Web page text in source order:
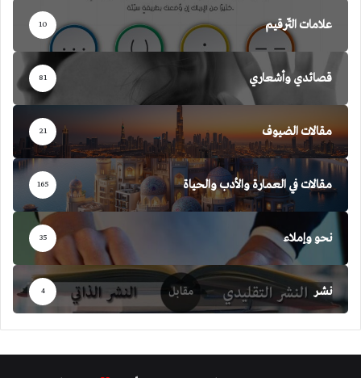
علامات التّرقيم 10
قصائدي وأشعاري 81
مقالات الضيوف 21
مقالات في العمارة والأدب والحياة 165
نحو وإملاء 35
نشر 4